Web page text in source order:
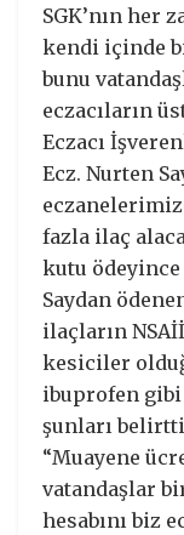
SGK’nın her
kendi içinde
bunu
eczacıların
Eczacı
Ecz. Nurten
fazla ilaç
kutu ödeyince
Saydan
ilaçların
kesiciler
ibuprofen
şunları
“Muayene
vatandaşlar
hesabını biz